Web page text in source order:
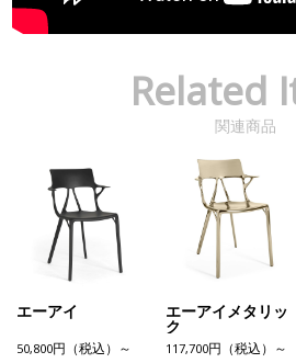
Related
関連商品
エーアイ
50,800円（税込）～
エーアイメタリッ
ク
117,700円（税込）～